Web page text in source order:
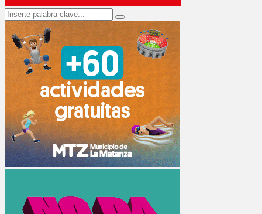
Search
for:
Search